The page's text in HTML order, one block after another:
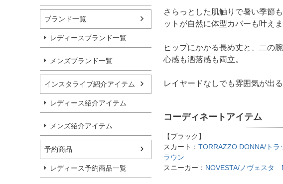
ブランド一覧
レディースブランド一覧
メンズブランド一覧
インスタライブ紹介アイテム
レディース紹介アイテム
メンズ紹介アイテム
予約商品
レディース予約商品一覧
さらっとした肌触りで暑い季節
ットが自然に体型カバーも叶えま
ヒップにかかる長め丈と、二の
心感も洒落感も両立。
レイヤードなしでも雰囲気が出
コーディネートアイテム
【ブラック】
スカート： TORRAZZO DONNA/ト
ラウン
スニーカー： NOVESTA/ノヴェスタ